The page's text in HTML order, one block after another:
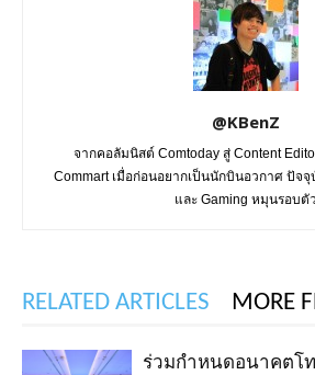
@KBenZ
จากคอลัมนิสต์ Comtoday สู่ Content
Commart เมื่อก่อนอยากเป็นนักบินอวกาศ ปัจจุ
และ Gaming หมุนรอบตัว
RELATED ARTICLES MORE
ร่วมกำหนดอนาคตโ